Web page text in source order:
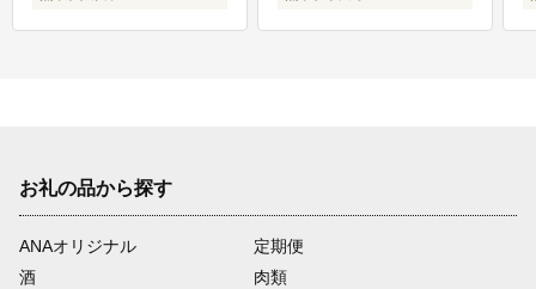
お礼の品から探す
ANAオリジナル
定期便
酒
肉類